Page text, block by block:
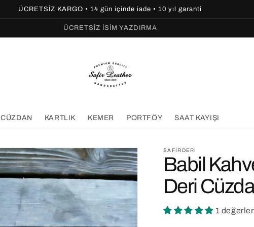
ÜCRETSİZ KARGO • 14 gün içinde iade • 10 yıl garanti
ÜCRETSİZ İSİM YAZDIRMA
CÜZDAN KARTLIK KEMER PORTFÖY SAAT KAYIŞI
SAFIRDERI
Babil
Deri
1